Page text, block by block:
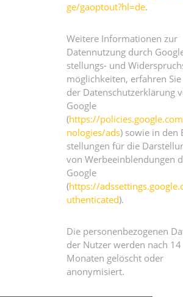
ge/gaoptout?hl=de.
Wei­te­re Infor­ma­tio­nen zur
Daten­nut­zung durch
stel­lungs- und
mög­lich­kei­ten, erfah­ren
der Daten­schutz­er­klä­rung
Goog­le
(https://
nologies/ads) sowie in den
stel­lun­gen für die
von Wer­be­ein­blen­dun­gen
Google
(https://
uthenticated).
Die per­so­nen­be­zo­ge­nen
der Nut­zer wer­den nach 14
Mona­ten gelöscht oder
anonymisiert.